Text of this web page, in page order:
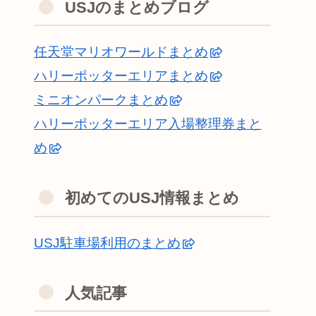
USJのまとめブログ
任天堂マリオワールドまとめ
ハリーポッターエリアまとめ
ミニオンパークまとめ
ハリーポッターエリア入場整理券まと
め
初めてのUSJ情報まとめ
USJ駐車場利用のまとめ
人気記事